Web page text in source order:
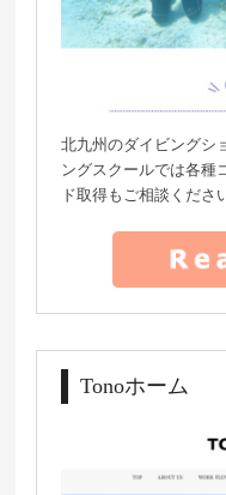
北九州のダイビングシ
ングスクールでは各種
ド取得もご相談くださ
Tonoホーム